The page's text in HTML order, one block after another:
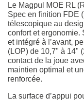
Le Magpul MOE RL
Spec en finition FDE
télescopique au
confort et ergonomie.
et intégré à l’avant,
(LOP) de 10,7" à 14"
contact de la joue
maintien optimal et
renforcée.
La surface d’appui